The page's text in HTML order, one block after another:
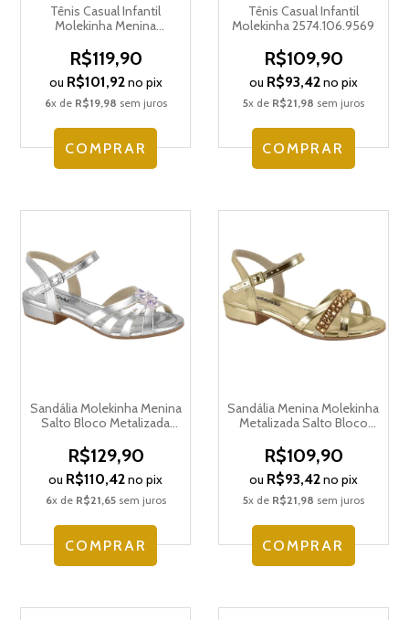
Tênis Casual Infantil
Molekinha Menina
R$119,90
ou R$101,92no pix
6x de R$19,98 sem juros
COMPRAR
Tênis Casual Infantil
Molekinha 2574.106.9569
R$109,90
ou R$93,42no pix
5x de R$21,98 sem juros
COMPRAR
Sandália Molekinha Menina
Salto Bloco Metalizada
R$129,90
ou R$110,42no pix
6x de R$21,65sem juros
COMPRAR
Sandália Menina Molekinha
Metalizada Salto Bloco
R$109,90
ou R$93,42no pix
5x de R$21,98 sem juros
COMPRAR